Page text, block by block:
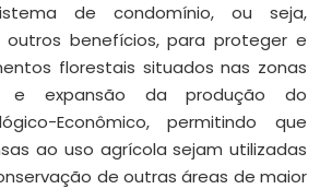
de condomínio, ou seja,
outros benefícios, para proteger e
florestais situados nas zonas
e expansão da produção do
Econômico, permitindo que
ao uso agrícola sejam utilizadas
de outras áreas de maior